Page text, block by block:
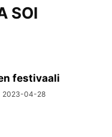
SOI
festivaali
2023-04-28